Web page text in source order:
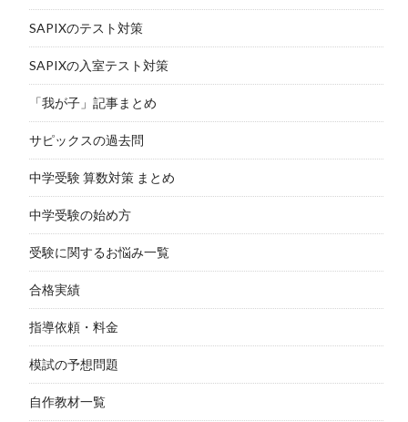
SAPIXのテスト対策
SAPIXの入室テスト対策
「我が子」記事まとめ
サピックスの過去問
中学受験 算数対策 まとめ
中学受験の始め方
受験に関するお悩み一覧
合格実績
指導依頼・料金
模試の予想問題
自作教材一覧